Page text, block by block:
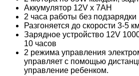
Аккумулятор 12V х 7АH
2 часа работы без подзарядки
Разгоняется до скорости 3-5
Зарядное устройство 12V
10 часов
2 режима управления
управляет с помощью
управление ребенком.